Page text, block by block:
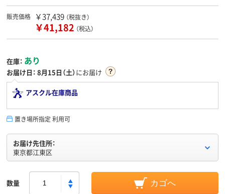
販売価格 ￥37,439 （税抜き）
￥41,182 （税込）
在庫： あり
お届け日： 8月15日（土）にお届け
アスクル在庫商品
置き場所指定 利用可
お届け先住所：
東京都江東区
数量 カゴへ